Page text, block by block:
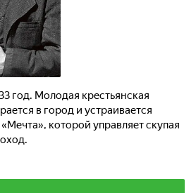
год. Молодая крестьянская
в город и устраивается
которой управляет скупая